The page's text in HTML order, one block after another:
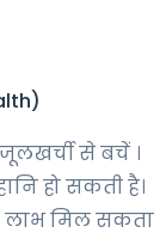
से बचें ।
हो सकती है।
लाभ मिल सकता